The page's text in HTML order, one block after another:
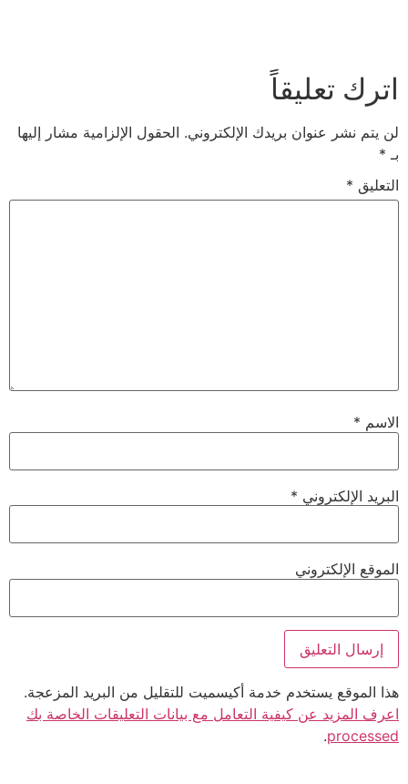
اترك تعليقاً
لن يتم نشر عنوان بريدك الإلكتروني. الحقول الإلزامية مشار إليها
بـ *
التعليق *
الاسم *
البريد الإلكتروني *
الموقع الإلكتروني
هذا الموقع يستخدم خدمة أكيسميت للتقليل من البريد المزعجة.
اعرف المزيد عن كيفية التعامل مع بيانات التعليقات الخاصة بك
processed
.